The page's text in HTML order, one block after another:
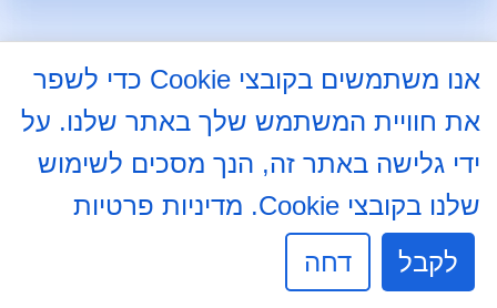
התלמוד 8א, באר שבע
08-6204000
08-6237234
info@mdb7.co.il
שעות פעילות מזכירות:
אנו משתמשים בקובצי Cookie כדי לשפר
את חוויית המשתמש שלך באתר שלנו. על
ידי גלישה באתר זה, הנך מסכים לשימוש
שלנו בקובצי Cookie.
מדיניות פרטיות
לקבל
דחה